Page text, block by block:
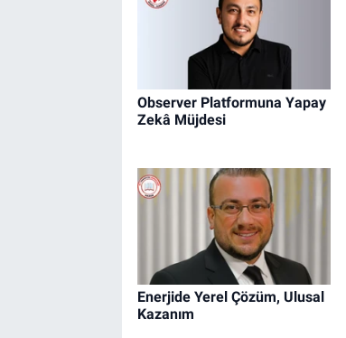
Observer Platformuna Yapay
Zekâ Müjdesi
Enerjide Yerel Çözüm, Ulusal
Kazanım